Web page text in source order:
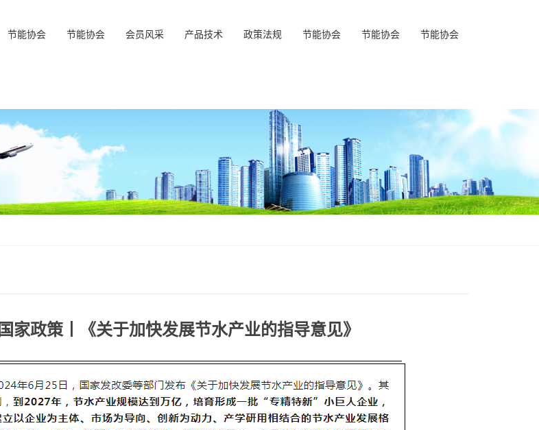
节能协会 节能协会 会员风采 产品技术 政策法规 节能协会 节能协会 节能协会
国家政策丨《关于加快发展节水产业的指导意见》